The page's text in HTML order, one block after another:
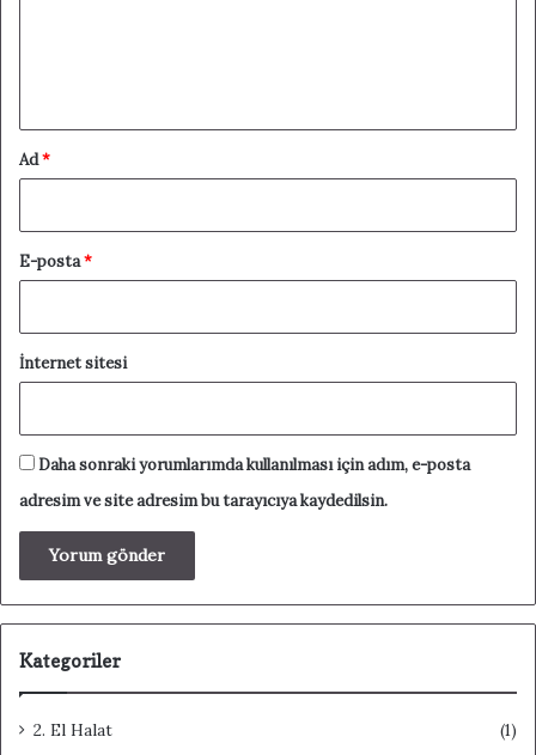
Ad*
E-posta*
İnternet sitesi
Daha sonraki yorumlarımda kullanılması için adım, e-posta
adresim ve site adresim bu tarayıcıya kaydedilsin.
Kategoriler
2. El Halat
(1)